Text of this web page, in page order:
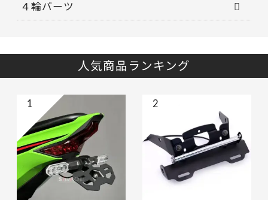
４輪パーツ
人気商品ランキング
1 2